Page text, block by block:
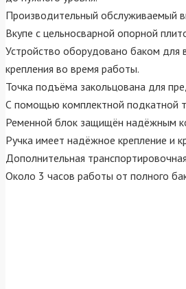
Производительный обслуживаемый
Вкупе с цельносварной опорной
Устройство оборудовано баком для
крепления во время работы.
Точка подъёма закольцована для
С помощью комплектной подкатной
Ременной блок защищён надёжным
Ручка имеет надёжное крепление и
Дополнительная
Около 3 часов работы от полного